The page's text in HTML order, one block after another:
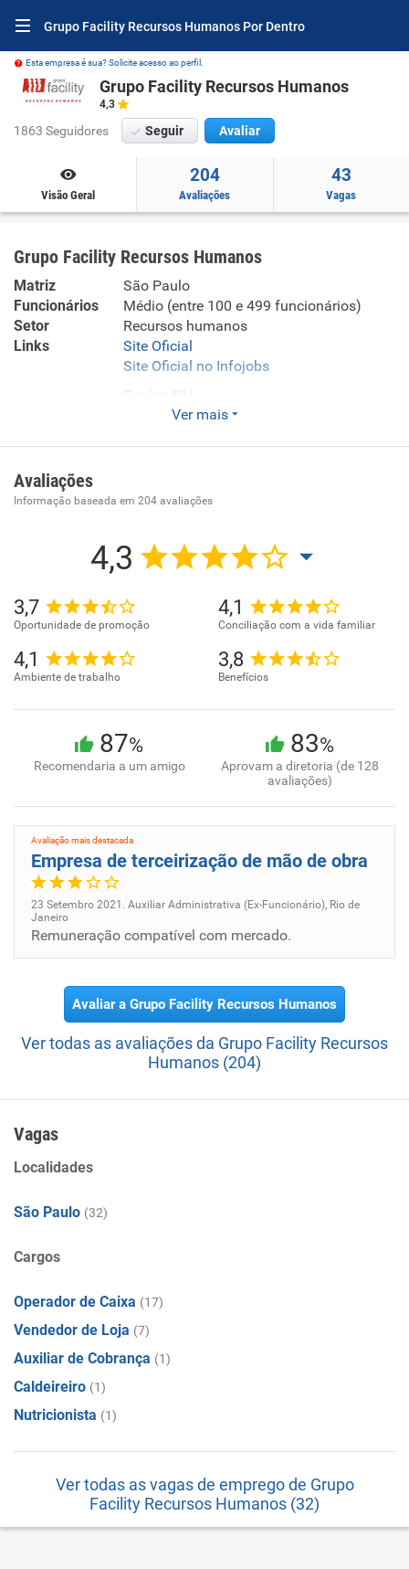
Grupo Facility Recursos Humanos Por Dentro
Esta empresa é sua? Solicite acesso ao perfil.
Grupo Facility Recursos Humanos
4,3
1863 Seguidores Seguir Avaliar
Visão Geral
204
Avaliações
43
Vagas
Grupo Facility Recursos Humanos
Matriz
São Paulo
Funcionários
Médio (entre 100 e 499 funcionários)
Setor
Recursos humanos
Links
Site Oficial
Site Oficial no Infojobs
Enviar CV
temporários e terceirização de serviços especializados, em
diversos segmentos. Sendo pioneiro em ambos os
anos de atividades, sempre viabilizando as operações
produtivas e administrativas de seus clientes, garantindo-
Ver mais
Avaliações
Informação baseada em 204 avaliações
4,3
3,7
Oportunidade de promoção
4,1
Conciliação com a vida familiar
4,1
Ambiente de trabalho
3,8
Benefícios
87%
Recomendaria a um amigo
83%
Aprovam a diretoria (de 128
avaliações)
Avaliação mais destacada
Empresa de terceirização de mão de obra
23 Setembro 2021. Auxiliar Administrativa (Ex-Funcionário), Rio de
Janeiro
Remuneração compatível com mercado.
Avaliar a Grupo Facility Recursos Humanos
Ver todas as avaliações da Grupo Facility Recursos
Humanos (204)
Vagas
Localidades
São Paulo (32)
Cargos
Operador de Caixa (17)
Vendedor de Loja (7)
Auxiliar de Cobrança (1)
Caldeireiro (1)
Nutricionista (1)
Ver todas as vagas de emprego de Grupo
Facility Recursos Humanos (32)